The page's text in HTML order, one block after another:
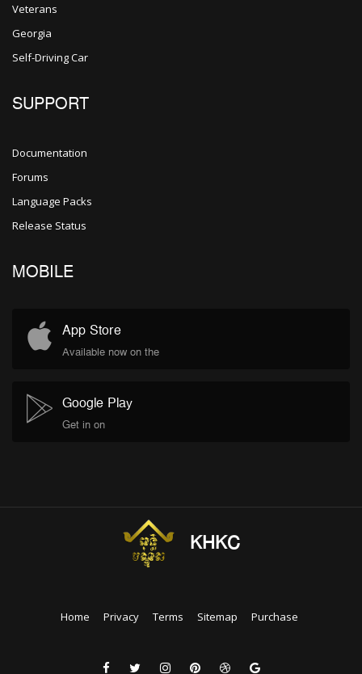
Veterans
Georgia
Self-Driving Car
SUPPORT
Documentation
Forums
Language Packs
Release Status
MOBILE
App Store
Available now on the
Google Play
Get in on
KHKC
Home Privacy Terms Sitemap Purchase